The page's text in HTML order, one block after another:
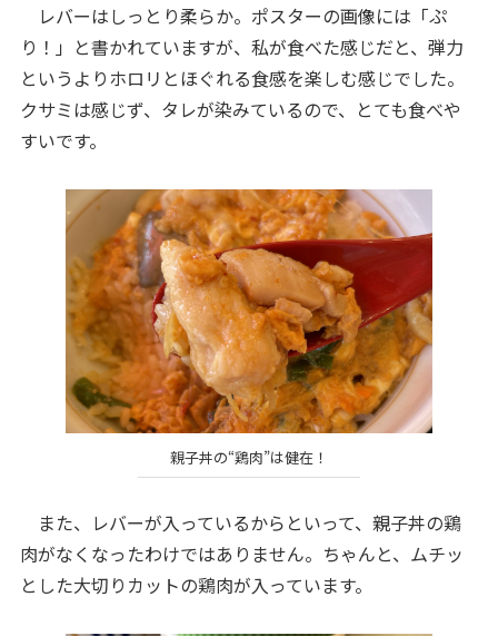
レバーはしっとり柔らか。ポスターの画像には「ぷ
り！」と書かれていますが、私が食べた感じだと、弾力
というよりホロリとほぐれる食感を楽しむ感じでした。
クサミは感じず、タレが染みているので、とても食べや
すいです。
親子丼の“鶏肉”は健在！
また、レバーが入っているからといって、親子丼の鶏
肉がなくなったわけではありません。ちゃんと、ムチッ
とした大切りカットの鶏肉が入っています。